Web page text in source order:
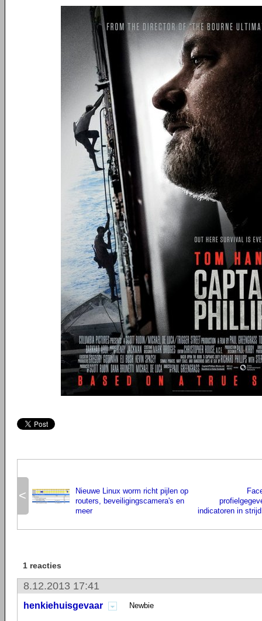
<
Nieuwe Linux worm richt pijlen op
routers, beveiligingscamera's en
meer
indicatoren in
1 reacties
8.12.2013 17:41
henkiehuisgevaar Newbie